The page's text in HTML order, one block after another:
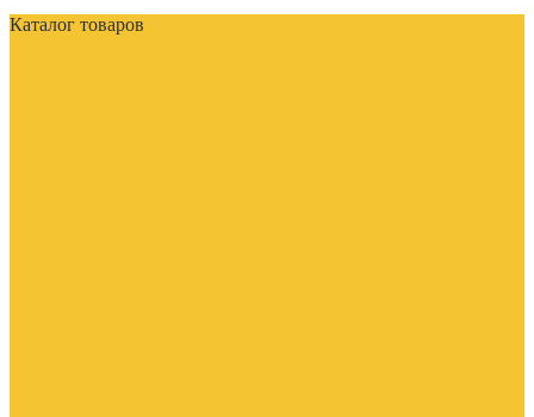
Каталог товаров